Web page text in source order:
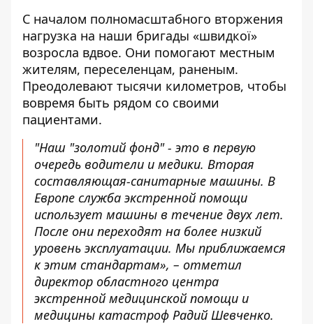
С началом полномасштабного вторжения
нагрузка на наши бригады «швидкої»
возросла вдвое. Они помогают местным
жителям, переселенцам, раненым.
Преодолевают тысячи километров, чтобы
вовремя быть рядом со своими
пациентами.
"Наш "золотий фонд" - это в первую
очередь водители и медики. Вторая
составляющая-санитарные машины. В
Европе служба экстренной помощи
использует машины в течение двух лет.
После они переходят на более низкий
уровень эксплуатации. Мы приближаемся
к этим стандартам», – отметил
директор областного центра
экстренной медицинской помощи и
медицины катастроф Радий Шевченко.